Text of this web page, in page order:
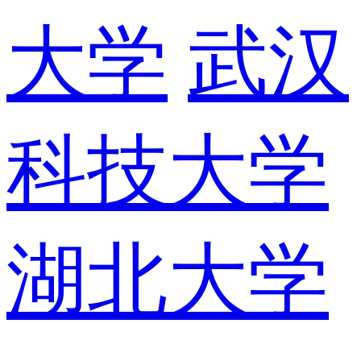
大学 武汉
科技大学
湖北大学